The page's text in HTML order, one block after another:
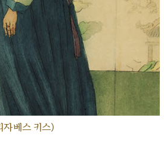
자베스 키스)